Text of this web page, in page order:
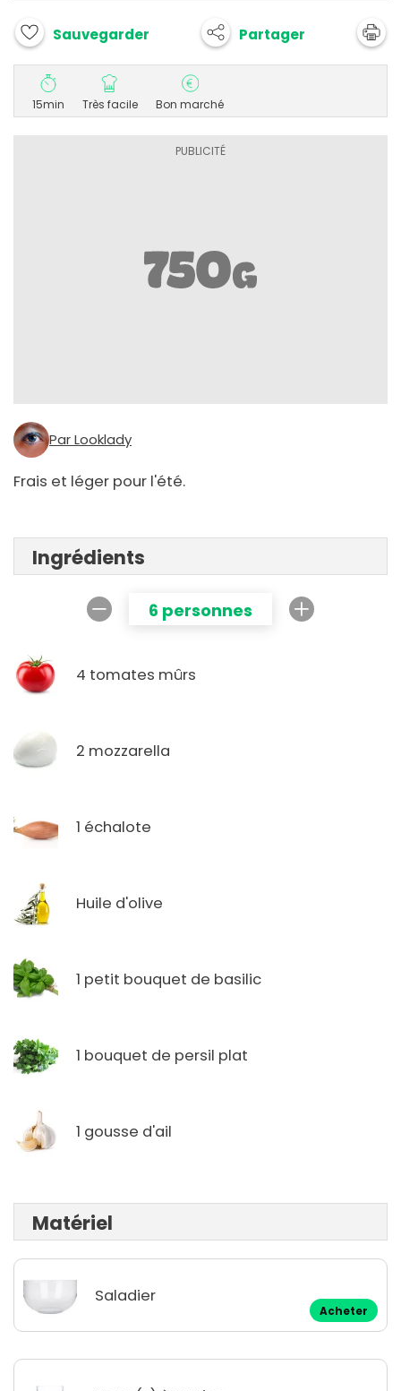
Sauvegarder Partager
15min Très facile Bon marché
Par Looklady
Frais et léger pour l'été.
Ingrédients
6 personnes
4 tomates mûrs
2 mozzarella
1 échalote
Huile d'olive
1 petit bouquet de basilic
1 bouquet de persil plat
1 gousse d'ail
Matériel
Saladier
Acheter